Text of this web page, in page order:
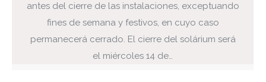
antes del cierre de las instalaciones, exceptuando
fines de semana y festivos, en cuyo caso
permanecerá cerrado. El cierre del solárium será
el miércoles 14 de…